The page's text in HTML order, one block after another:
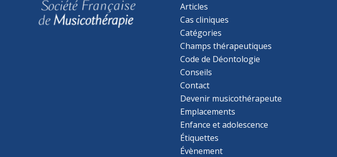
Articles
Cas cliniques
Catégories
Champs thérapeutiques
Code de Déontologie
Conseils
Contact
Devenir musicothérapeute
Emplacements
Enfance et adolescence
Étiquettes
Évènement